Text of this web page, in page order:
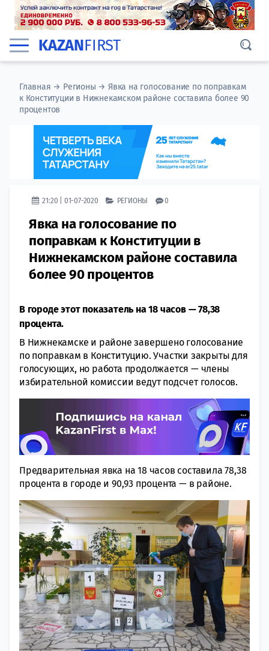
KAZANFIRST
Главная → Регионы →Явка на голосование по поправкам
к Конституции в Нижнекамском районе составила более 90
процентов
21:20 | 01-07-2020 РЕГИОНЫ 0
Явка на голосование по
поправкам к Конституции в
Нижнекамском районе составила
более 90 процентов
В городе этот показатель на 18 часов — 78,38
процента.
В Нижнекамске и районе завершено голосование
по поправкам в Конституцию. Участки закрыты для
голосующих, но работа продолжается — члены
избирательной комиссии ведут подсчет голосов.
Предварительная явка на 18 часов составила 78,38
процента в городе и 90,93 процента — в районе.